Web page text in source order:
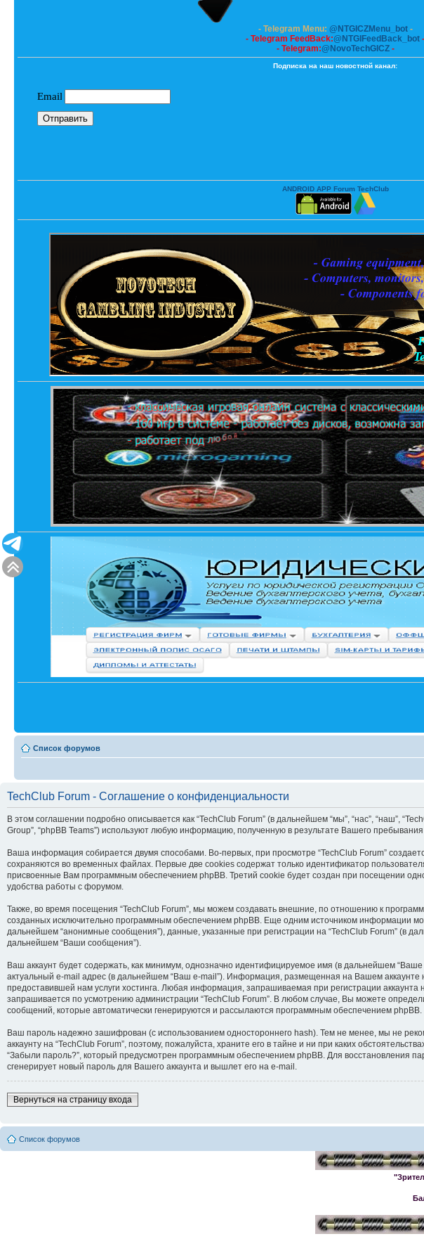
- Telegram Menu: @NTGICZMenu_bot-
- Telegram FeedBack:@NTGIFeedBack_bot -
- Telegram:@NovoTechGICZ-
Подписка на наш новостной канал:
ANDROID APP Forum TechClub
Список форумов
TechClub Forum - Соглашение о конфиденциальности
В этом соглашении подробно описывается как “TechClub Forum” (в дальнейшем “мы”, “нас”, “наш”,
Group”, “phpBB Teams”) используют любую информацию, полученную в результате Вашего
Ваша информация собирается двумя способами. Во-первых, при просмотре “TechClub Forum”
сохраняются во временных файлах. Первые две cookies содержат только идентификатор
присвоенные Вам программным обеспечением phpBB. Третий cookie будет создан при посещении
удобства работы с форумом.
Также, во время посещения “TechClub Forum”, мы можем создавать внешние, по отношению к
созданных исключительно программным обеспечением phpBB. Еще одним источником информации
дальнейшем “анонимные сообщения”), данные, указанные при регистрации на “TechClub Forum” (в
дальнейшем “Ваши сообщения”).
Ваш аккаунт будет содержать, как минимум, однозначно идентифицируемое имя (в дальнейшем
актуальный e-mail адрес (в дальнейшем “Ваш e-mail”). Информация, размещенная на Вашем аккаунте
предоставившей нам услуги хостинга. Любая информация, запрашиваемая при регистрации
запрашивается по усмотрению администрации “TechClub Forum”. В любом случае, Вы можете
сообщений, которые автоматически генерируются и рассылаются программным обеспечением phpBB.
Ваш пароль надежно зашифрован (с использованием одностороннего hash). Тем не менее, мы не
аккаунту на “TechClub Forum”, поэтому, пожалуйста, храните его в тайне и ни при каких
“Забыли пароль?”, который предусмотрен программным обеспечением phpBB. Для восстановления
сгенерирует новый пароль для Вашего аккаунта и вышлет его на e-mail.
Вернуться на страницу входа
Список форумов